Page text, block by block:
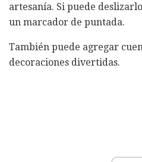
artesanía. Si puede
un marcador de puntada.
También puede agregar
decoraciones divertidas.